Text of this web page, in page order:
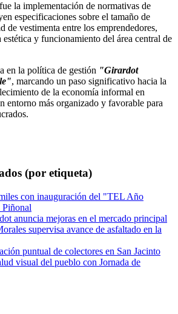
la implementación de normativas de
especificaciones sobre el tamaño de
de vestimenta entre los emprendedores,
estética y funcionamiento del área central de
en la política de gestión "Girardot
, marcando un paso significativo hacia la
de la economía informal en
entorno más organizado y favorable para
(por etiqueta)
con inauguración del "TEL Año
anuncia mejoras en el mercado principal
supervisa avance de asfaltado en la
puntual de colectores en San Jacinto
visual del pueblo con Jornada de